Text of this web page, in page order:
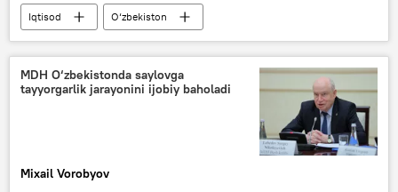
Iqtisod
O‘zbekiston
Toshkent viloyati
Olmaliq KMK
Shavkat Mirziyoyev
MDH O‘zbekistonda saylovga
tayyorgarlik jarayonini ijobiy baholadi
Mixail Vorobyov